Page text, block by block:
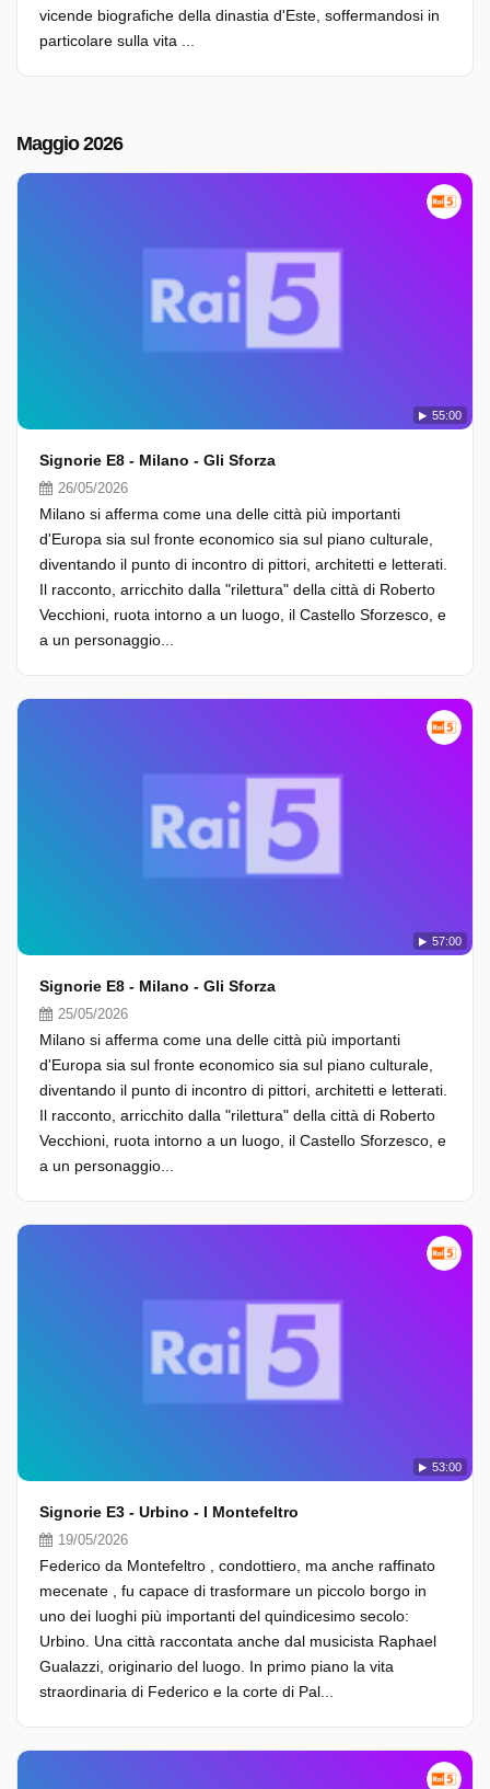
vicende biografiche della dinastia d'Este, soffermandosi in
particolare sulla vita ...
Maggio 2026
55:00
Signorie E8 - Milano - Gli Sforza
26/05/2026
Milano si afferma come una delle città più importanti
d'Europa sia sul fronte economico sia sul piano culturale,
diventando il punto di incontro di pittori, architetti e letterati.
Il racconto, arricchito dalla "rilettura" della città di Roberto
Vecchioni, ruota intorno a un luogo, il Castello Sforzesco, e
a un personaggio...
57:00
Signorie E8 - Milano - Gli Sforza
25/05/2026
Milano si afferma come una delle città più importanti
d'Europa sia sul fronte economico sia sul piano culturale,
diventando il punto di incontro di pittori, architetti e letterati.
Il racconto, arricchito dalla "rilettura" della città di Roberto
Vecchioni, ruota intorno a un luogo, il Castello Sforzesco, e
a un personaggio...
53:00
Signorie E3 - Urbino - I Montefeltro
19/05/2026
Federico da Montefeltro , condottiero, ma anche raffinato
mecenate , fu capace di trasformare un piccolo borgo in
uno dei luoghi più importanti del quindicesimo secolo:
Urbino. Una città raccontata anche dal musicista Raphael
Gualazzi, originario del luogo. In primo piano la vita
straordinaria di Federico e la corte di Pal...